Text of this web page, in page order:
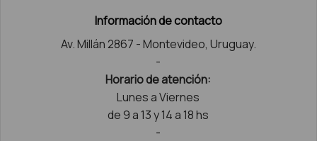
Información de contacto
Av. Millán 2867 - Montevideo, Uruguay.
-
Horario de atención:
Lunes a Viernes
de 9 a 13 y 14 a 18 hs
-